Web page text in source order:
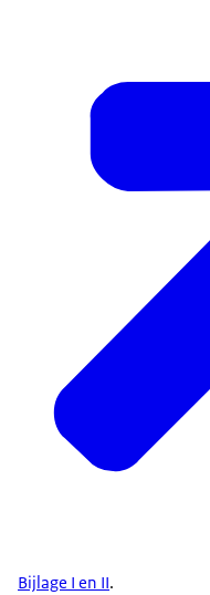
Bijlage I en II.